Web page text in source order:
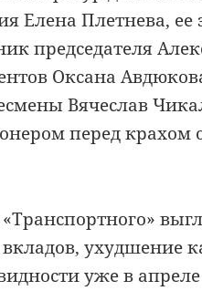
Елена Плетнева, ее
председателя
Оксана
Вячеслав
перед крахом
ухудшение
уже в апреле